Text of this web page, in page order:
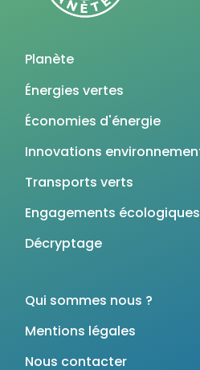
Planète
Énergies vertes
Économies d'énergie
Innovations
Transports verts
Engagements écologiques
Décryptage
Qui sommes nous ?
Mentions légales
Nous contacter